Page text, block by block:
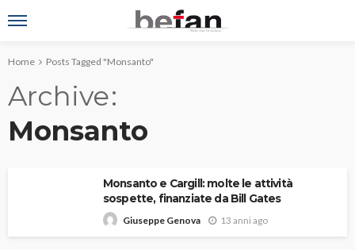
Home Posts Tagged "Monsanto"
Archive
Monsanto
Monsanto e Cargill: molte le attività
sospette, finanziate da Bill Gates
Giuseppe Genova 13 anni ago